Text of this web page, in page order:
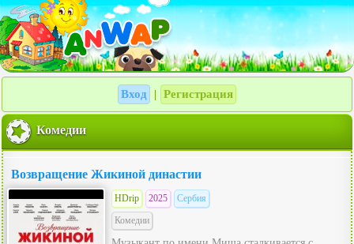
Вход Регистрация
Комедии
Возвращение Жикиной династии
HDrip 2025
Сербия
Комедии